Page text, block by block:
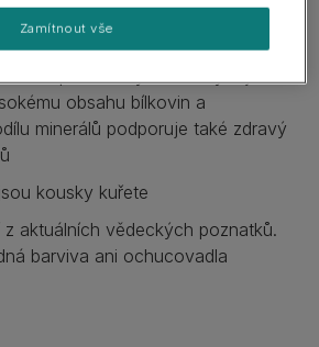
přirozenou obranyschopnost
DHA pro zdravý zrak a vývoj
obsahu bílkovin a
minerálů podporuje také zdravý
kousky kuřete
aktuálních vědeckých poznatků.
barviva ani ochucovadla
Zamítnout vše